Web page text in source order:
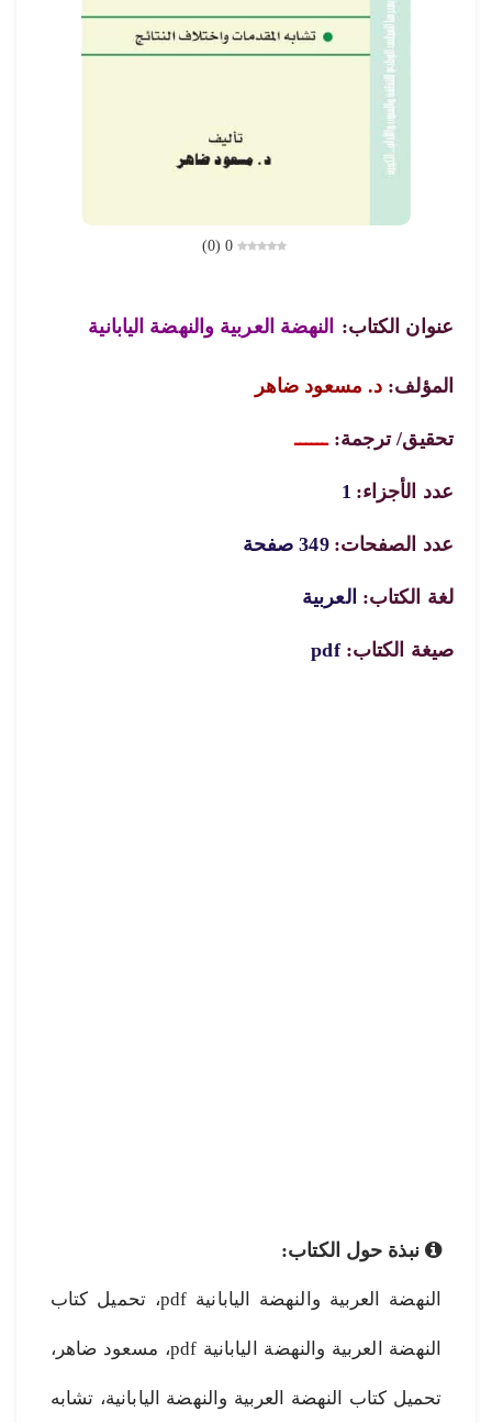
0
(
0
)
عنوان الكتاب: النهضة العربية والنهضة اليابانية
المؤلف: د. مسعود ضاهر
تحقيق/ ترجمة: ــــــ
عدد الأجزاء: 1
عدد الصفحات: 349 صفحة
لغة الكتاب: العربية
صيغة الكتاب: pdf
نبذة حول الكتاب:
النهضة العربية والنهضة اليابانية pdf، تحميل كتاب
النهضة العربية والنهضة اليابانية pdf، مسعود ضاهر،
تحميل كتاب النهضة العربية والنهضة اليابانية، تشابه